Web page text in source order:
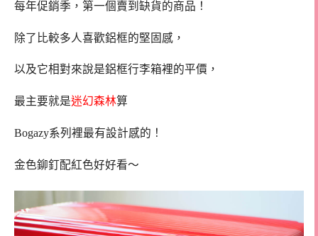
每年促銷季，第一個賣到缺貨的商品！
除了比較多人喜歡鋁框的堅固感，
以及它相對來說是鋁框行李箱裡的平價，
最主要就是迷幻森林算
Bogazy系列裡最有設計感的！
金色鉚釘配紅色好好看～